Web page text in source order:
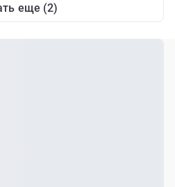
еще (2)